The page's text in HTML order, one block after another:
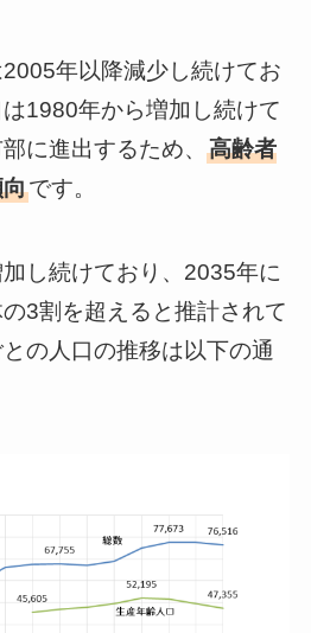
年以降減少し続けてお
1980年から増加し続けて
に進出するため、 高齢者
です。
し続けており、2035年に
3割を超えると推計されて
の人口の推移は以下の通